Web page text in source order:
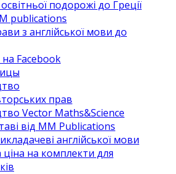
освітньої подорожі до Греції
publications
з англійської мови до
Facebook
прав
Vector Maths&Science
від MM Publications
англійської мови
ціна на комплекти для